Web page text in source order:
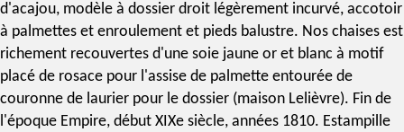
d'acajou, modèle à dossier droit légèrement incurvé, accotoir
à palmettes et enroulement et pieds balustre. Nos chaises est
richement recouvertes d'une soie jaune or et blanc à motif
placé de rosace pour l'assise de palmette entourée de
couronne de laurier pour le dossier (maison Lelièvre). Fin de
l'époque Empire, début XIXe siècle, années 1810. Estampille